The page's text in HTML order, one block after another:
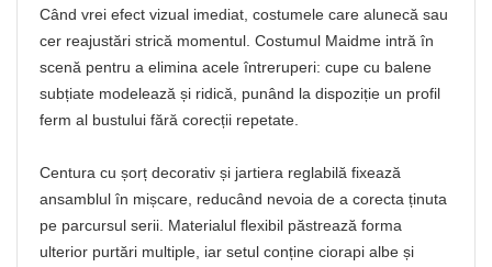
Când vrei efect vizual imediat, costumele care alunecă sau
cer reajustări strică momentul. Costumul Maidme intră în
scenă pentru a elimina acele întreruperi: cupe cu balene
subțiate modelează și ridică, punând la dispoziție un profil
ferm al bustului fără corecții repetate.
Centura cu șorț decorativ și jartiera reglabilă fixează
ansamblul în mișcare, reducând nevoia de a corecta ținuta
pe parcursul serii. Materialul flexibil păstrează forma
ulterior purtări multiple, iar setul conține ciorapi albe și